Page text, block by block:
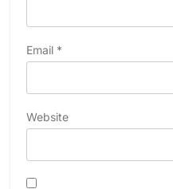
Email *
Website